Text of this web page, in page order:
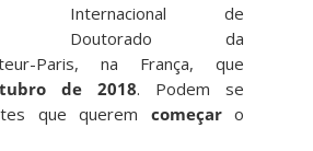
Internacional de
Doutorado da
Paris, na França, que
de 2018. Podem se
que querem começaro